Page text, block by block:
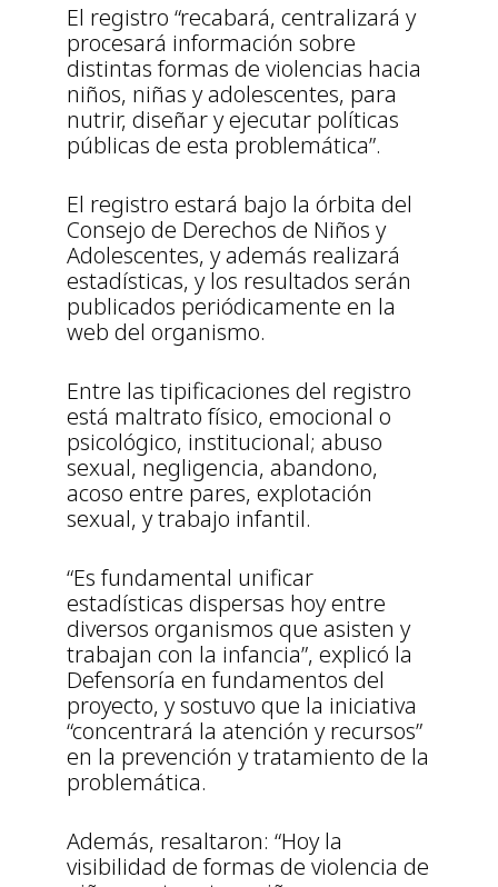
El registro “recabará, centralizará y
procesará información sobre
distintas formas de violencias hacia
niños, niñas y adolescentes, para
nutrir, diseñar y ejecutar políticas
públicas de esta problemática”.
El registro estará bajo la órbita del
Consejo de Derechos de Niños y
Adolescentes, y además realizará
estadísticas, y los resultados serán
publicados periódicamente en la
web del organismo.
Entre las tipificaciones del registro
está maltrato físico, emocional o
psicológico, institucional; abuso
sexual, negligencia, abandono,
acoso entre pares, explotación
sexual, y trabajo infantil.
“Es fundamental unificar
estadísticas dispersas hoy entre
diversos organismos que asisten y
trabajan con la infancia”, explicó la
Defensoría en fundamentos del
proyecto, y sostuvo que la iniciativa
“concentrará la atención y recursos”
en la prevención y tratamiento de la
problemática.
Además, resaltaron: “Hoy la
visibilidad de formas de violencia de